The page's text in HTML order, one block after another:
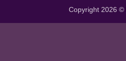
Copyright 2026 ©